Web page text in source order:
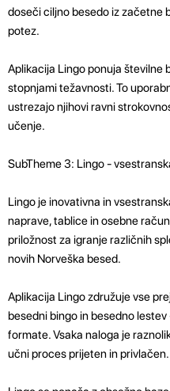
doseči ciljno besedo iz začetne
potez.
Aplikacija Lingo ponuja številne
stopnjami težavnosti. To
ustrezajo njihovi ravni
učenje.
SubTheme 3: Lingo -
Lingo je inovativna in
naprave, tablice in osebne
priložnost za igranje različnih
novih Norveška besed.
Aplikacija Lingo združuje vse
besedni bingo in besedno
formate. Vsaka naloga je
učni proces prijeten in privlačen.